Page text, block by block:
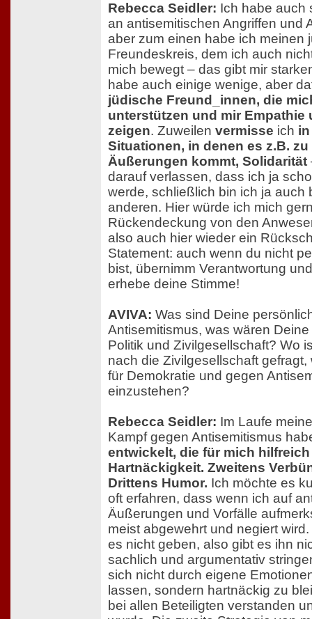
Rebecca Seidler: Ich habe auch
an antisemitischen Angriffen und
aber zum einen habe ich meinen
Freundeskreis, dem ich auch
mich bewegt – das gibt mir
habe auch einige wenige, aber
jüdische Freund_innen, die
unterstützen und mir Empathie
zeigen. Zuweilen vermisse ich
Situationen, in denen es z.B.
Äußerungen kommt, Solidarität
darauf verlassen, dass ich ja
werde, schließlich bin ich ja auch
anderen. Hier würde ich mich
Rückendeckung von den
also auch hier wieder ein
Statement: auch wenn du nicht
bist, übernimm Verantwortung
erhebe deine Stimme!
AVIVA: Was sind Deine
Antisemitismus, was wären
Politik und Zivilgesellschaft? Wo
nach die Zivilgesellschaft
für Demokratie und gegen
einzustehen?
Rebecca Seidler: Im Laufe
Kampf gegen Antisemitismus
entwickelt, die für mich
Hartnäckigkeit. Zweitens
Drittens Humor. Ich möchte es
oft erfahren, dass wenn ich auf
Äußerungen und Vorfälle
meist abgewehrt und negiert
es nicht geben, also gibt es ihn
sachlich und argumentativ
sich nicht durch eigene
lassen, sondern hartnäckig zu
bei allen Beteiligten verstanden